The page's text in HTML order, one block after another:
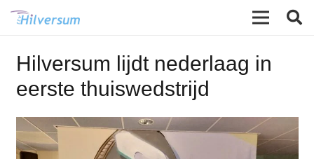
Hilversum lijdt nederlaag in
eerste thuiswedstrijd